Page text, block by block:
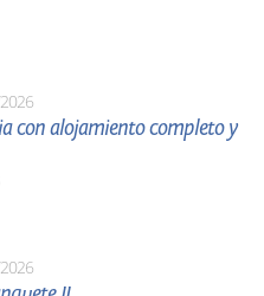
con alojamiento completo y